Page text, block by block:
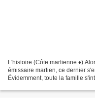
L'histoire (Côte martienne ♦)
émissaire martien, ce dernier
Évidemment, toute la famille